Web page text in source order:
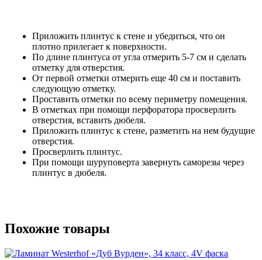
Приложить плинтус к стене и убедиться, что он
плотно прилегает к поверхности.
По длине плинтуса от угла отмерить 5-7 см и сделать
отметку для отверстия.
От первой отметки отмерить еще 40 см и поставить
следующую отметку.
Проставить отметки по всему периметру помещения.
В отметках при помощи перфоратора просверлить
отверстия, вставить дюбеля.
Приложить плинтус к стене, разметить на нем будущие
отверстия.
Просверлить плинтус.
При помощи шуруповерта завернуть саморезы через
плинтус в дюбеля.
Похожие товары